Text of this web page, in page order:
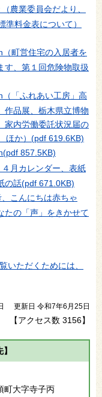
農業委員会だより、
料金表について）
町営住宅の入居者を
す、第１回危険物取扱
「ふれあい工房」高
品展、栃木県立博物
内労働委託状況届の
か） (pdf 619.6KB)
(pdf 857.5KB)
月カレンダー、表紙
の話(pdf 671.0KB)
こんにちは赤ちゃ
たの「声」をきかせて
いただくためには、
更新日 令和7年6月25日
【アクセス数 3156】
町大字寺子丙